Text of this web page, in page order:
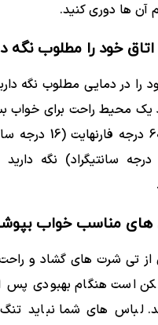
آن ها دوری کنید.
خود را مطلوب نگه
را در دمایی مطلوب نگه
یک محیط راحت برای خواب
فارنهایت (19 درجه سانتیگراد)
های مناسب خواب
از تی شرت های گشاد و
است هنگام بهبودی پس
لباس های شما نباید